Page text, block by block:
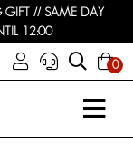
GIFT // SAME DAY
12:00
0